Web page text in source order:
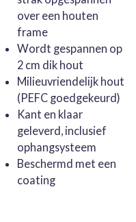
over een houten
frame
Wordt gespannen op
2 cm dik hout
Milieuvriendelijk hout
(PEFC goedgekeurd)
Kant en klaar
geleverd, inclusief
ophangsysteem
Beschermd met een
coating